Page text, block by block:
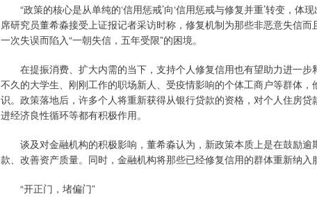
“政策的核心是从单纯的‘信用惩戒’向‘信用惩戒与修复并重’转变，体
席研究员董希淼接受上证报记者采访时称，修复机制为那些非恶意失信
一次失误而陷入“一朝失信，五年受限”的困境。
在提振消费、扩大内需的当下，支持个人修复信用也有望助力进一步
不久的大学生、刚刚工作的职场新人、受疫情影响的个体工商户等群体
识。政策落地后，许多个人将重新获得从银行贷款的资格，对个人住房
进经济良性循环等都有积极作用。
谈及对金融机构的积极影响，董希淼认为，新政策本质上是在鼓励逾
款、改善资产质量。同时，金融机构将那些已经修复信用的群体重新纳入
“开正门，堵偏门”